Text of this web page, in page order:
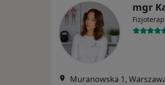
mgr
Muranowska 1,